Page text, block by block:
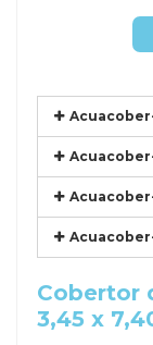
Acuacober-
Acuacober-
Cobertor
3,45 x